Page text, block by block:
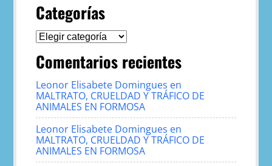
Categorías
Categorías
Comentarios recientes
Leonor Elisabete Domingues en
MALTRATO, CRUELDAD Y TRÁFICO DE
ANIMALES EN FORMOSA
Leonor Elisabete Domingues en
MALTRATO, CRUELDAD Y TRÁFICO DE
ANIMALES EN FORMOSA